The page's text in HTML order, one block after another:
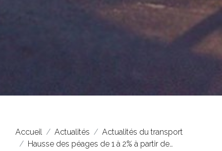
Accueil Actualités
Actualités du transport
Hausse des péages de 1 à 2% à partir de…